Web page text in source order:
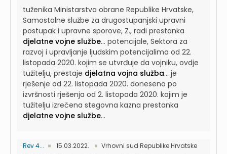
tuženika Ministarstva obrane Republike Hrvatske,
Samostalne službe za drugostupanjski upravni
postupak i upravne sporove, Z., radi prestanka
djelatne vojne službe... potencijale, Sektora za
razvoj i upravljanje ljudskim potencijalima od 22.
listopada 2020. kojim se utvrđuje da vojniku, ovdje
tužitelju, prestaje djelatna vojna služba... je
rješenje od 22. listopada 2020. doneseno po
izvršnosti rješenja od 2. listopada 2020. kojim je
tužitelju izrečena stegovna kazna prestanka
djelatne vojne službe...
Rev 4... 15.03.2022. Vrhovni sud Republike Hrvatske